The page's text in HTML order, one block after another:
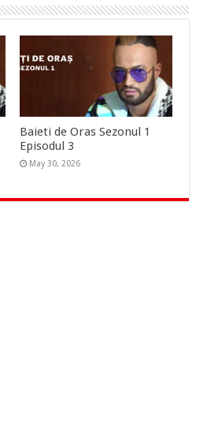
Baieti de Oras Sezonul 1
Episodul 3
May 30, 2026